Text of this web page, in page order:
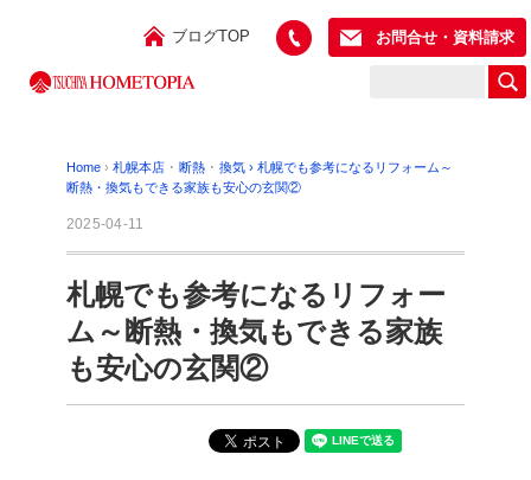
ブログTOP お問合せ・資料請求
Home › 札幌本店 ･ 断熱 ･ 換気 › 札幌でも参考になるリフォーム～
断熱・換気もできる家族も安心の玄関②
2025-04-11
札幌でも参考になるリフォー
ム～断熱・換気もできる家族
も安心の玄関②